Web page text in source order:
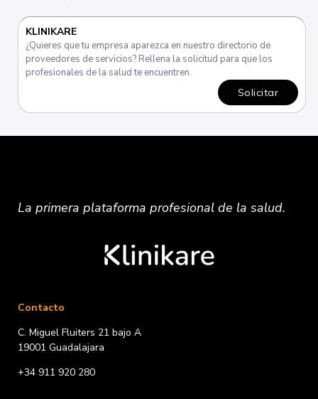
KLINIKARE
¿Quieres que tu empresa aparezca en nuestro directorio de
proveedores de servicios? Rellena la solicitud para que los
profesionales de la salud te encuentren.
Solicitar
La primera plataformaprofesionalde la salud.
Contacto
C. Miguel Fluiters 21 bajo A
19001 Guadalajara
+34 911 920 280